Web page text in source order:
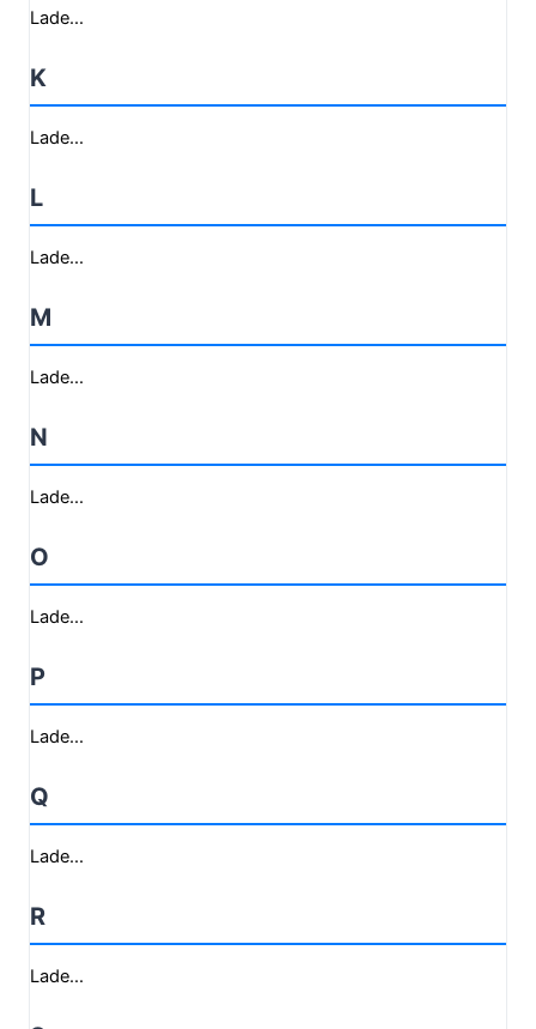
Lade...
K
Lade...
L
Lade...
M
Lade...
N
Lade...
O
Lade...
P
Lade...
Q
Lade...
R
Lade...